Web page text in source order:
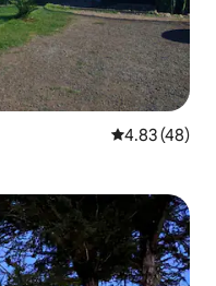
Ukadiriaji wa
4.83 (48)